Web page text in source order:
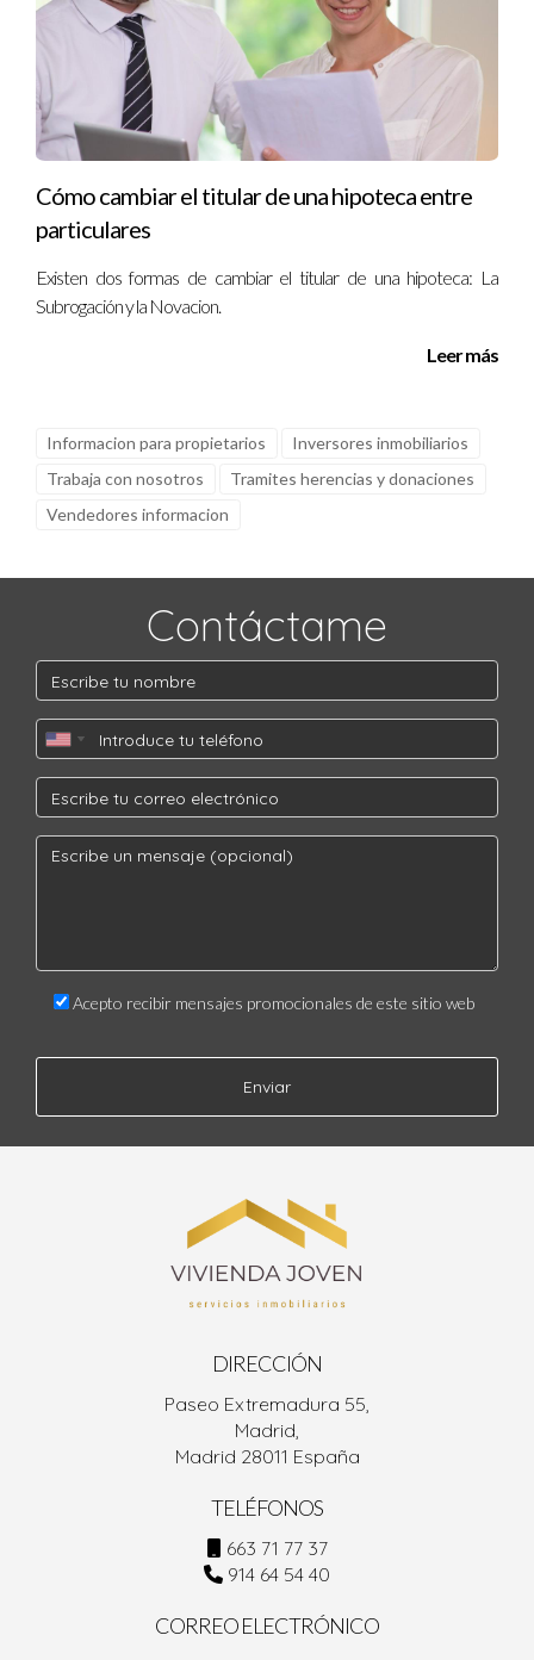
Cómo cambiar el titular de una hipoteca entre
particulares
Existen dos formas de cambiar el titular de una hipoteca: La
Subrogación y la Novacion.
Leer más
Informacion para propietarios
Inversores inmobiliarios
Trabaja con nosotros
Tramites herencias y donaciones
Vendedores informacion
Contáctame
Acepto recibir mensajes promocionales de este sitio web
Enviar
DIRECCIÓN
Paseo Extremadura 55,
Madrid,
Madrid 28011 España
TELÉFONOS
663 71 77 37
914 64 54 40
CORREO ELECTRÓNICO